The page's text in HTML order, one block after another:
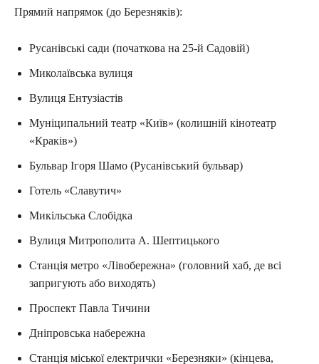
Прямий напрямок (до Березняків):
Русанівські сади (початкова на 25-й Садовій)
Миколаївська вулиця
Вулиця Ентузіастів
Муніципальний театр «Київ» (колишній кінотеатр
«Краків»)
Бульвар Ігоря Шамо (Русанівський бульвар)
Готель «Славутич»
Микільська Слобідка
Вулиця Митрополита А. Шептицького
Станція метро «Лівобережна» (головний хаб, де всі
запригують або виходять)
Проспект Павла Тичини
Дніпровська набережна
Станція міської електрички «Березняки» (кінцева,